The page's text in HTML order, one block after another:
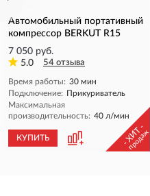
Автомобильный портативный
компрессор BERKUT R15
7 050 руб.
5.0
54 отзыва
Время работы: 30 мин
Подключение: Прикуриватель
Максимальная
производительность: 40 л/мин
КУПИТЬ - ХИТ -
продаж